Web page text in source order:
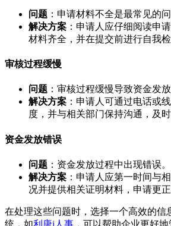
问题 ：申请材料不全是最常见的问
解决方案 ：申请人应仔细阅读申
材料齐全，并在提交前进行自我检
审核过程缓慢
问题 ：审核过程缓慢导致资金发放
解决方案 ：申请人可通过电话或
度，并与相关部门保持沟通，及时
资金发放错误
问题 ：资金发放过程中出现错误。
解决方案 ：申请人应第一时间与
况并提供相关证明材料，申请更正
在处理这些问题时，选择一个高效的信
统，如利唐i人事 ，可以帮助企业更好